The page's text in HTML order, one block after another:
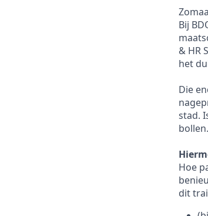
Bij
& HR
het
Die
stad.
bollen.
Hoe
dit